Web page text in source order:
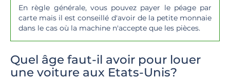
En règle générale, vous pouvez payer le péage par
carte mais il est conseillé d'avoir de la petite monnaie
dans le cas où la machine n'accepte que les pièces.
Quel âge faut-il avoir pour louer
une voiture aux Etats-Unis?